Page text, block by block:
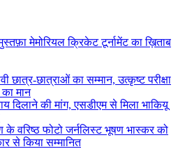
मेमोरियल क्रिकेट टूर्नामेंट का ख़िताब
छात्र-छात्राओं का सम्मान, उत्कृष्ट परीक्षा
का मान
दिलाने की मांग, एसडीएम से मिला भाकियू
वरिष्ठ फोटो जर्नलिस्ट भूषण भास्कर को
से किया सम्मानित